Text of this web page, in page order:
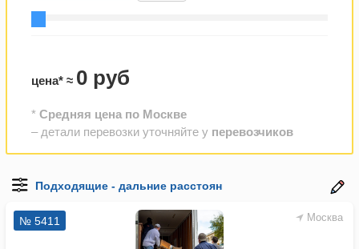
цена* ≈ 0 руб
* Средняя цена по Москве
– детали перевозки уточняйте у перевозчиков
Москва
№ 5411